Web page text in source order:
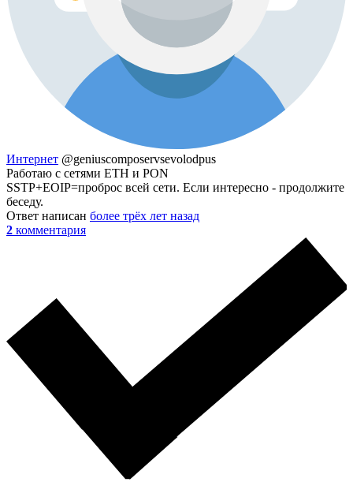
Интернет @geniuscomposervsevolodpus
Работаю с сетями ETH и PON
SSTP+EOIP=проброс всей сети. Если интересно - продолжите
беседу.
Ответ написан более трёх лет назад
2 комментария